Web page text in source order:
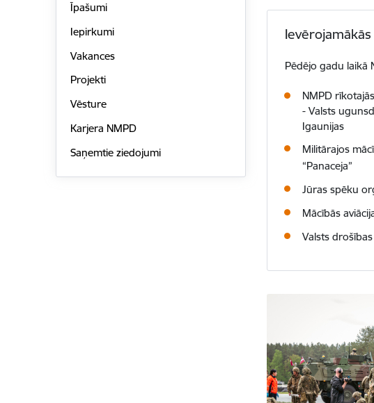
Īpašumi
Iepirkumi
Vakances
Projekti
Vēsture
Karjera NMPD
Saņemtie ziedojumi
Pēdējo gadu laikā
NMPD
- Valsts
Igaunijas
Militārajos
“Panaceja”
Jūras spēku
Mācībās
Valsts